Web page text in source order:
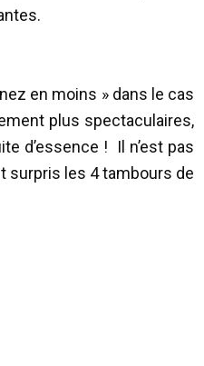
en moins » dans le cas
plus spectaculaires,
d’essence ! Il n’est pas
surpris les 4 tambours de